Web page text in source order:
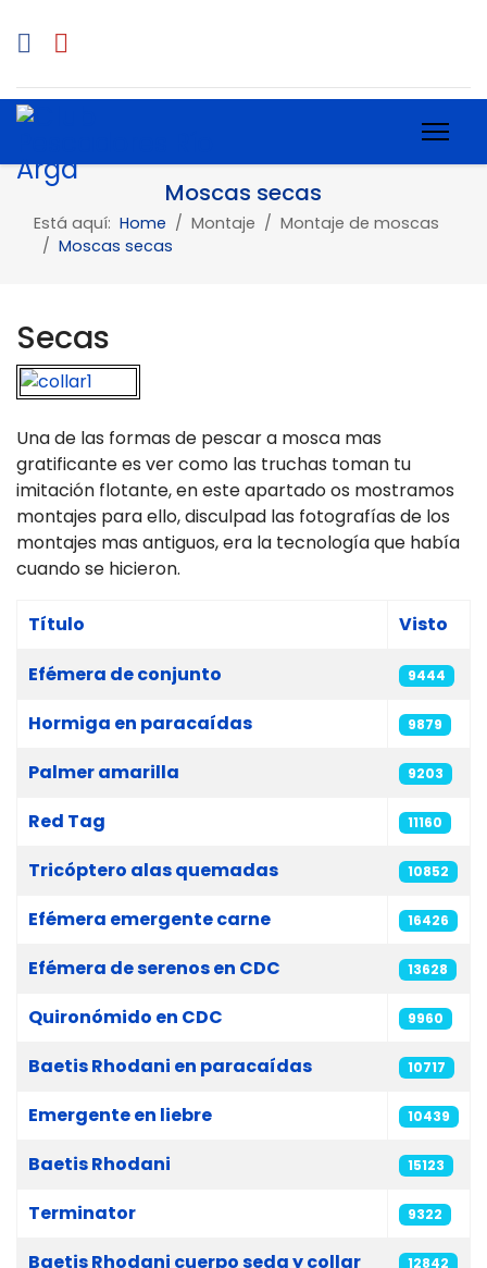
Moscas secas
Está aquí: Home Montaje
Montaje de moscas
Moscas secas
Secas
Una de las formas de pescar a mosca mas
gratificante es ver como las truchas toman tu
imitación flotante, en este apartado os mostramos
montajes para ello, disculpad las fotografías de los
montajes mas antiguos, era la tecnología que había
cuando se hicieron.
Tabla de artículos
Título
Visto
Efémera de conjunto
9444
Hormiga en paracaídas 9879
Palmer amarilla 9203
Red Tag 11160
Tricóptero alas quemadas 10852
Efémera emergente carne 16426
Efémera de serenos en CDC 13628
Quironómido en CDC 9960
Baetis Rhodani en paracaídas 10717
Emergente en liebre 10439
Baetis Rhodani 15123
Terminator 9322
Baetis Rhodani cuerpo seda y collar
12842